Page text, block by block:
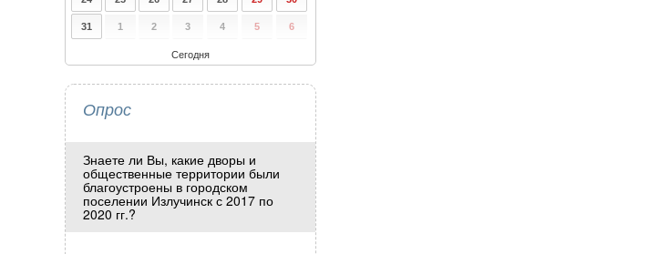
31 1 2 3 4 5 6
Сегодня
Опрос
Знаете ли Вы, какие дворы и
общественные территории были
благоустроены в городском
поселении Излучинск с 2017 по
2020 гг.?